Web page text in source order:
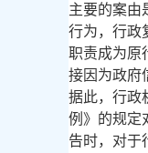
主要的案由
行为，行政
职责成为原
接因为政府
据此，行政
例》的规定
告时，对于